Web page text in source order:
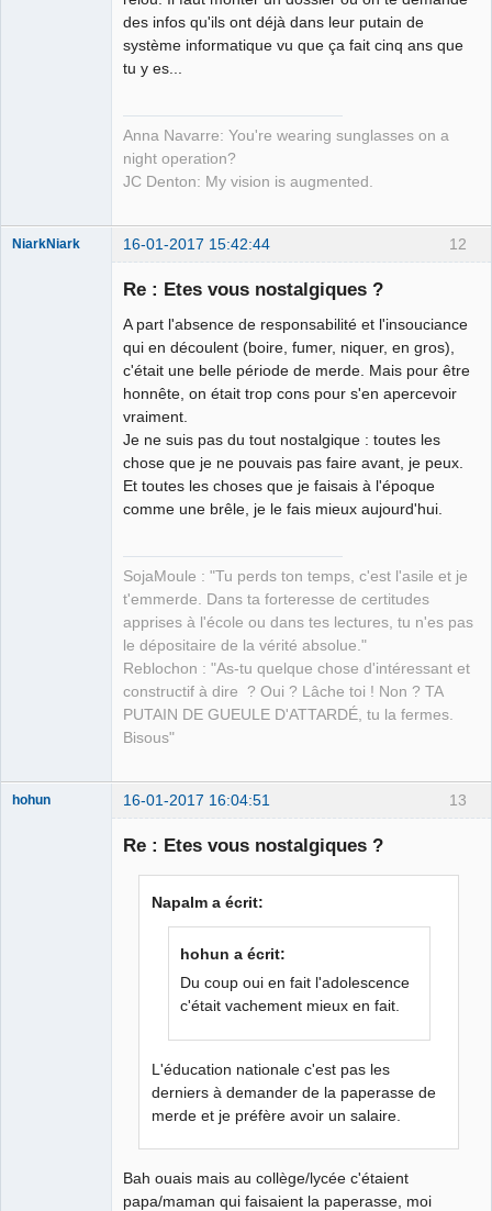
des infos qu'ils ont déjà dans leur putain de
système informatique vu que ça fait cinq ans que
tu y es...
Anna Navarre: You're wearing sunglasses on a
night operation?
JC Denton: My vision is augmented.
12
NiarkNiark 16-01-2017 15:42:44
Re : Etes vous nostalgiques ?
A part l'absence de responsabilité et l'insouciance
qui en découlent (boire, fumer, niquer, en gros),
c'était une belle période de merde. Mais pour être
honnête, on était trop cons pour s'en apercevoir
vraiment.
Je ne suis pas du tout nostalgique : toutes les
chose que je ne pouvais pas faire avant, je peux.
Et toutes les choses que je faisais à l'époque
comme une brêle, je le fais mieux aujourd'hui.
SojaMoule : "Tu perds ton temps, c'est l'asile et je
t'emmerde. Dans ta forteresse de certitudes
apprises à l'école ou dans tes lectures, tu n'es pas
le dépositaire de la vérité absolue."
Reblochon : "As-tu quelque chose d'intéressant et
constructif à dire ? Oui ? Lâche toi ! Non ? TA
PUTAIN DE GUEULE D'ATTARDÉ, tu la fermes.
Bisous"
13
hohun 16-01-2017 16:04:51
Re : Etes vous nostalgiques ?
Napalm a écrit:
hohun a écrit:
Du coup oui en fait l'adolescence
c'était vachement mieux en fait.
L'éducation nationale c'est pas les
derniers à demander de la paperasse de
merde et je préfère avoir un salaire.
Bah ouais mais au collège/lycée c'étaient
papa/maman qui faisaient la paperasse, moi